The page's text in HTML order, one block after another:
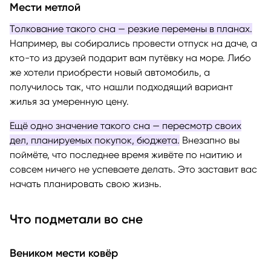
Мести метлой
Толкование такого сна — резкие перемены в планах.
Например, вы собирались провести отпуск на даче, а
кто-то из друзей подарит вам путёвку на море. Либо
же хотели приобрести новый автомобиль, а
получилось так, что нашли подходящий вариант
жилья за умеренную цену.
Ещё одно значение такого сна — пересмотр своих
дел, планируемых покупок, бюджета. Внезапно вы
поймёте, что последнее время живёте по наитию и
совсем ничего не успеваете делать. Это заставит вас
начать планировать свою жизнь.
Что подметали во сне
Веником мести ковёр